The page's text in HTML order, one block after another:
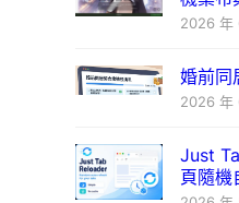
2026 年
婚前同
2026 年
Just
頁隨機